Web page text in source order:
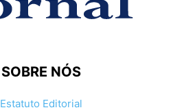
SOBRE NÓS
Estatuto Editorial